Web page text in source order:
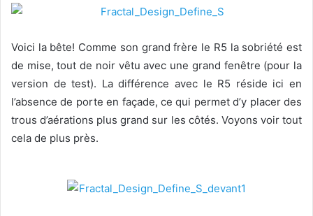
Voici la bête! Comme son grand frère le R5 la sobriété est
de mise, tout de noir vêtu avec une grand fenêtre (pour la
version de test). La différence avec le R5 réside ici en
l’absence de porte en façade, ce qui permet d’y placer des
trous d’aérations plus grand sur les côtés. Voyons voir tout
cela de plus près.